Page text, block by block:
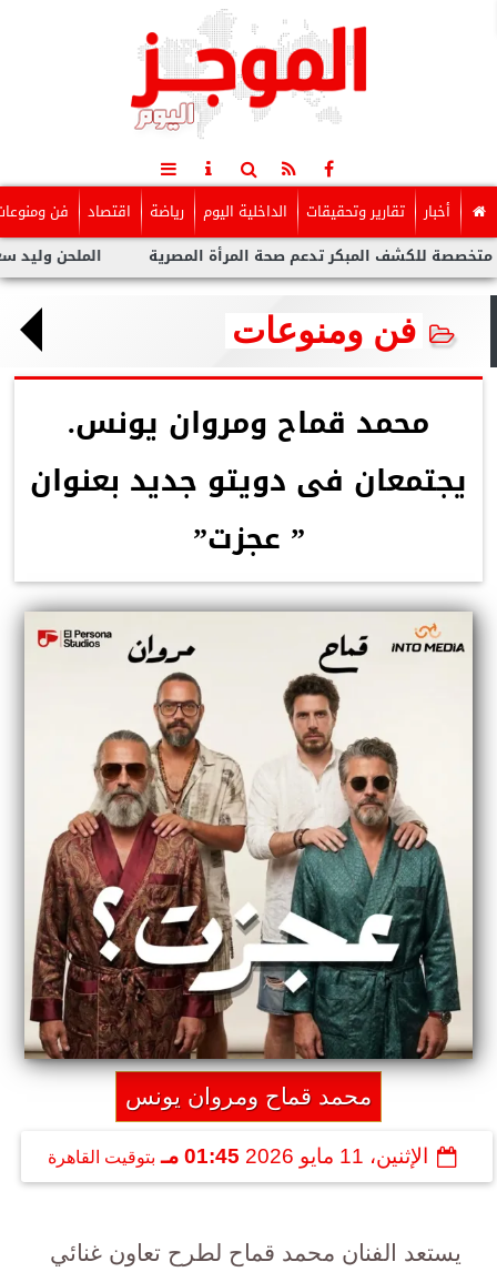
أخبار تقارير وتحقيقات الداخلية اليوم رياضة اقتصاد فن
الملحن وليد سعد : المبكر تدعم صحة المرأة المصرية
فن ومنوعات
محمد قماح ومروان يونس.
يجتمعان فى دويتو جديد بعنوان
” عجزت”
محمد قماح ومروان يونس
الإثنين، 11 مايو 2026 01:45 مـ بتوقيت القاهرة
يستعد الفنان محمد قماح لطرح تعاون غنائي